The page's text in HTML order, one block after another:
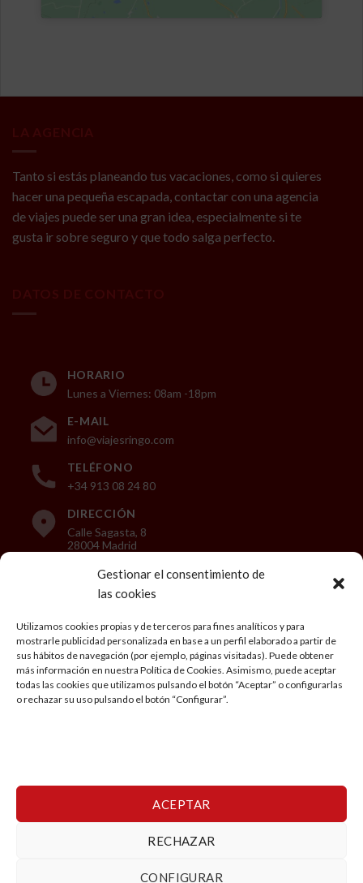
Gestionar el consentimiento de
las cookies
Utilizamos cookies propias y de terceros para fines analíticos y para
mostrarle publicidad personalizada en base a un perfil elaborado a partir de
sus hábitos de navegación (por ejemplo, páginas visitadas). Puede obtener
más información en nuestra Política de Cookies. Asimismo, puede aceptar
todas las cookies que utilizamos pulsando el botón “Aceptar” o configurarlas
o rechazar su uso pulsando el botón “Configurar”.
ACEPTAR
RECHAZAR
CONFIGURAR
Tanto si estás planeando tus vacaciones, como si quieres
hacer una pequeña escapada, contactar con una agencia
de viajes puede ser una gran idea, especialmente si te
gusta ir sobre seguro y que todo salga perfecto.
HORARIO
Lunes a Viernes: 08am -18pm
E-MAIL
info@viajesringo.com
TELÉFONO
+34 913 08 24 80
DIRECCIÓN
Calle Sagasta, 8
28004 Madrid
Aviso Legal
Política de privacidad
Condiciones generales de Viaje